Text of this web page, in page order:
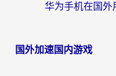
国外加速国内游戏